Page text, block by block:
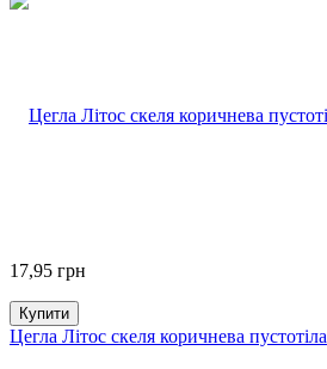
17,95 грн
Купити
Цегла Літос скеля коричнева пустотіла